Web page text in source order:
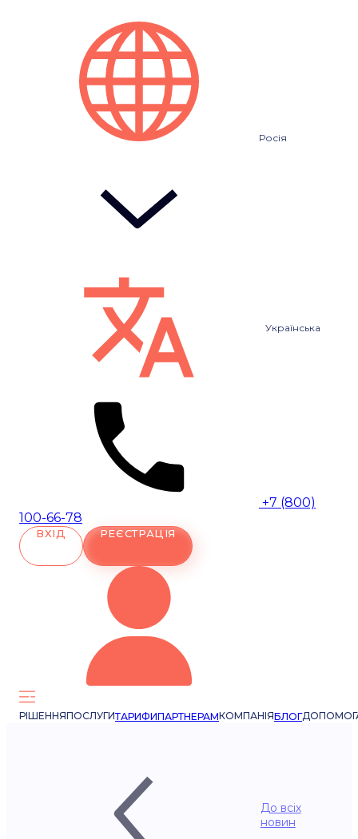
Росія
Українська
+7 (800)
100-66-78
ВХІД РЕЄСТРАЦІЯ
РІШЕННЯПОСЛУГИТАРИФИПАРТНЕРАМКОМПАНІЯБЛОГ
До всіх
новин